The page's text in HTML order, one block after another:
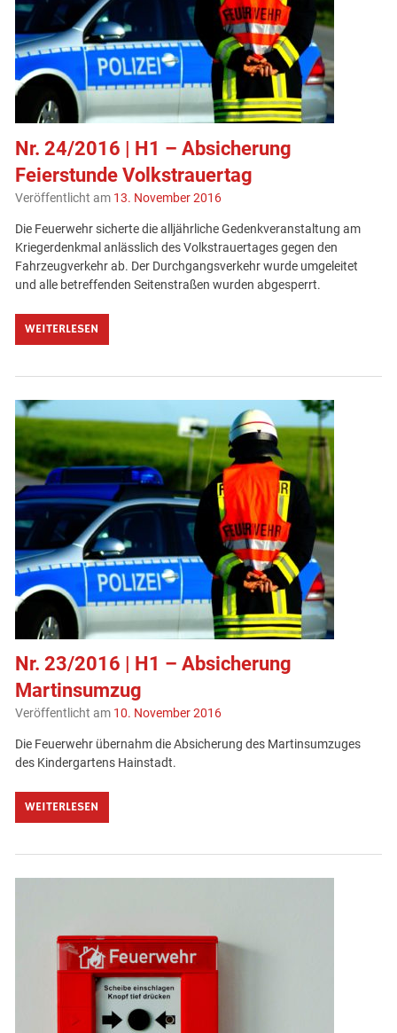
Nr. 24/2016 | H1 – Absicherung
Feierstunde Volkstrauertag
Veröffentlicht am 13. November 2016
Die Feuerwehr sicherte die alljährliche Gedenkveranstaltung am
Kriegerdenkmal anlässlich des Volkstrauertages gegen den
Fahrzeugverkehr ab. Der Durchgangsverkehr wurde umgeleitet
und alle betreffenden Seitenstraßen wurden abgesperrt.
WEITERLESEN
Nr. 23/2016 | H1 – Absicherung
Martinsumzug
Veröffentlicht am 10. November 2016
Die Feuerwehr übernahm die Absicherung des Martinsumzuges
des Kindergartens Hainstadt.
WEITERLESEN